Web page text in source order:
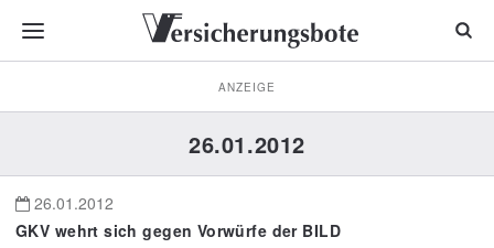
ANZEIGE
26.01.2012
26.01.2012
GKV wehrt sich gegen Vorwürfe der BILD